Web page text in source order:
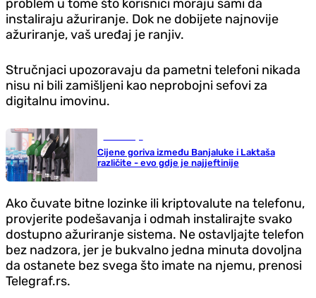
problem u tome što korisnici moraju sami da
instaliraju ažuriranje. Dok ne dobijete najnovije
ažuriranje, vaš uređaj je ranjiv.
Stručnjaci upozoravaju da pametni telefoni nikada
nisu ni bili zamišljeni kao neprobojni sefovi za
digitalnu imovinu.
Cijene goriva između Banjaluke i Laktaša
različite - evo gdje je najjeftinije
Ako čuvate bitne lozinke ili kriptovalute na telefonu,
provjerite podešavanja i odmah instalirajte svako
dostupno ažuriranje sistema. Ne ostavljajte telefon
bez nadzora, jer je bukvalno jedna minuta dovoljna
da ostanete bez svega što imate na njemu, prenosi
Telegraf.rs.